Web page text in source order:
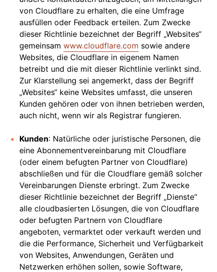
von Cloudflare zu erhalten, die eine Umfrage
ausfüllen oder Feedback erteilen. Zum Zwecke
dieser Richtlinie bezeichnet der Begriff „Websites“
gemeinsam www.cloudflare.com sowie andere
Websites, die Cloudflare in eigenem Namen
betreibt und die mit dieser Richtlinie verlinkt sind.
Zur Klarstellung sei angemerkt, dass der Begriff
„Websites“ keine Websites umfasst, die unseren
Kunden gehören oder von ihnen betrieben werden,
auch nicht, wenn wir als Registrar fungieren.
Kunden: Natürliche oder juristische Personen, die
eine Abonnementvereinbarung mit Cloudflare
(oder einem befugten Partner von Cloudflare)
abschließen und für die Cloudflare gemäß solcher
Vereinbarungen Dienste erbringt. Zum Zwecke
dieser Richtlinie bezeichnet der Begriff „Dienste“
alle cloudbasierten Lösungen, die von Cloudflare
oder befugten Partnern von Cloudflare
angeboten, vermarktet oder verkauft werden und
die die Performance, Sicherheit und Verfügbarkeit
von Websites, Anwendungen, Geräten und
Netzwerken erhöhen sollen, sowie Software,